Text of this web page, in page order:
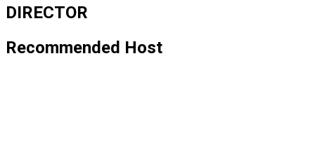
DIRECTOR
Recommended Host